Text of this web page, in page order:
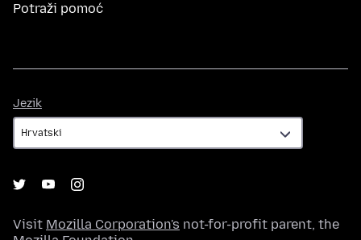
Potraži pomoć
Jezik
Visit Mozilla Corporation's not-for-profit parent, the